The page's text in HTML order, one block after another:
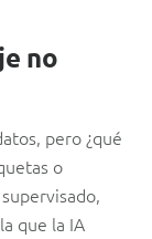
no
pero ¿qué
o
que la IA